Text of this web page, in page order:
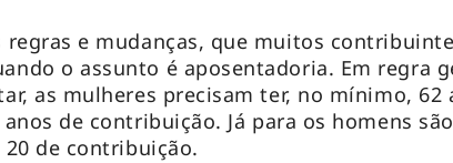
regras e mudanças, que muitos
o assunto é aposentadoria. Em regra
as mulheres precisam ter, no mínimo, 62
de contribuição. Já para os homens
20 de contribuição.